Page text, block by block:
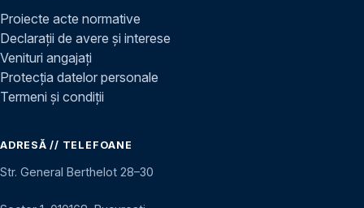
Proiecte acte normative
Declarații de avere și interese
Venituri angajați
Protecția datelor personale
Termeni și condiții
ADRESĂ // TELEFOANE
Str. General Berthelot 28–30